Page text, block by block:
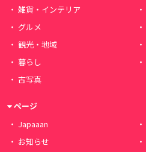
雑貨・インテリア
グルメ
観光・地域
暮らし
古写真
ページ
Japaaan
お知らせ